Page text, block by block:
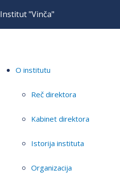
Institut "Vinča"
O institutu
Reč direktora
Kabinet direktora
Istorija instituta
Organizacija